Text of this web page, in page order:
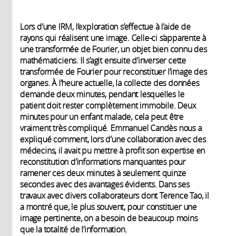
Lors d’une IRM, l’exploration s’effectue à l’aide de
rayons qui réalisent une image. Celle-ci s’apparente à
une transformée de Fourier, un objet bien connu des
mathématiciens. Il s’agit ensuite d’inverser cette
transformée de Fourier pour reconstituer l’image des
organes. À l’heure actuelle, la collecte des données
demande deux minutes, pendant lesquelles le
patient doit rester complètement immobile. Deux
minutes pour un enfant malade, cela peut être
vraiment très compliqué. Emmanuel Candès nous a
expliqué comment, lors d’une collaboration avec des
médecins, il avait pu mettre à profit son expertise en
reconstitution d’informations manquantes pour
ramener ces deux minutes à seulement quinze
secondes avec des avantages évidents. Dans ses
travaux avec divers collaborateurs dont Terence Tao, il
a montré que, le plus souvent, pour constituer une
image pertinente, on a besoin de beaucoup moins
que la totalité de l’information.